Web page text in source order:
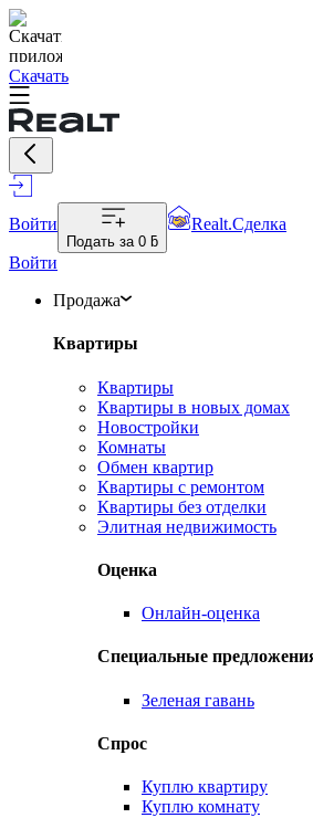
Скачать
Войти
Подать за 0 ƃ
Realt.Сделка
Войти
Продажа
Квартиры
Квартиры
Квартиры в новых домах
Новостройки
Комнаты
Обмен квартир
Квартиры с ремонтом
Квартиры без отделки
Элитная недвижимость
Оценка
Онлайн-оценка
Специальные
Зеленая гавань
Спрос
Куплю квартиру
Куплю комнату